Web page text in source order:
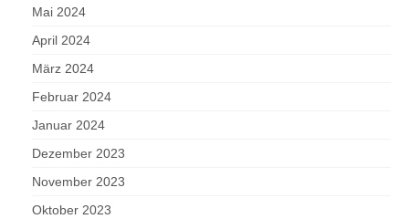
Mai 2024
April 2024
März 2024
Februar 2024
Januar 2024
Dezember 2023
November 2023
Oktober 2023